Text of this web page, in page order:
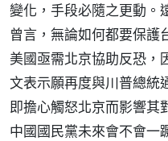
變化，手段必隨之更動。
曾言，無論如何都要保護
美國亟需北京協助反恐，
文表示願再度與川普總統
即擔心觸怒北京而影響其
中國國民黨未來會不會一